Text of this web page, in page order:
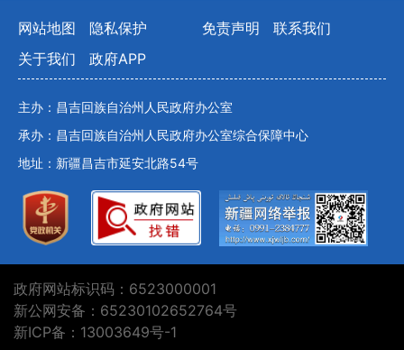
网站地图 隐私保护 免责声明
联系我们
关于我们
政府APP
主办：昌吉回族自治州人民政府办公室
承办：昌吉回族自治州人民政府办公室综合保障中心
地址：新疆昌吉市延安北路54号
政府网站标识码：6523000001
新公网安备：65230102652764号
新ICP备：13003649号-1